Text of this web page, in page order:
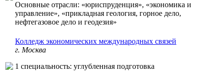
Основные отрасли: «юриспруденция», «экономика и
управление», «прикладная геология, горное дело,
нефтегазовое дело и геодезия»
Колледж экономических международных связей
г. Москва
1 специальность: углубленная подготовка